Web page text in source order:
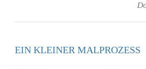
EIN KLEINER MALPROZESS